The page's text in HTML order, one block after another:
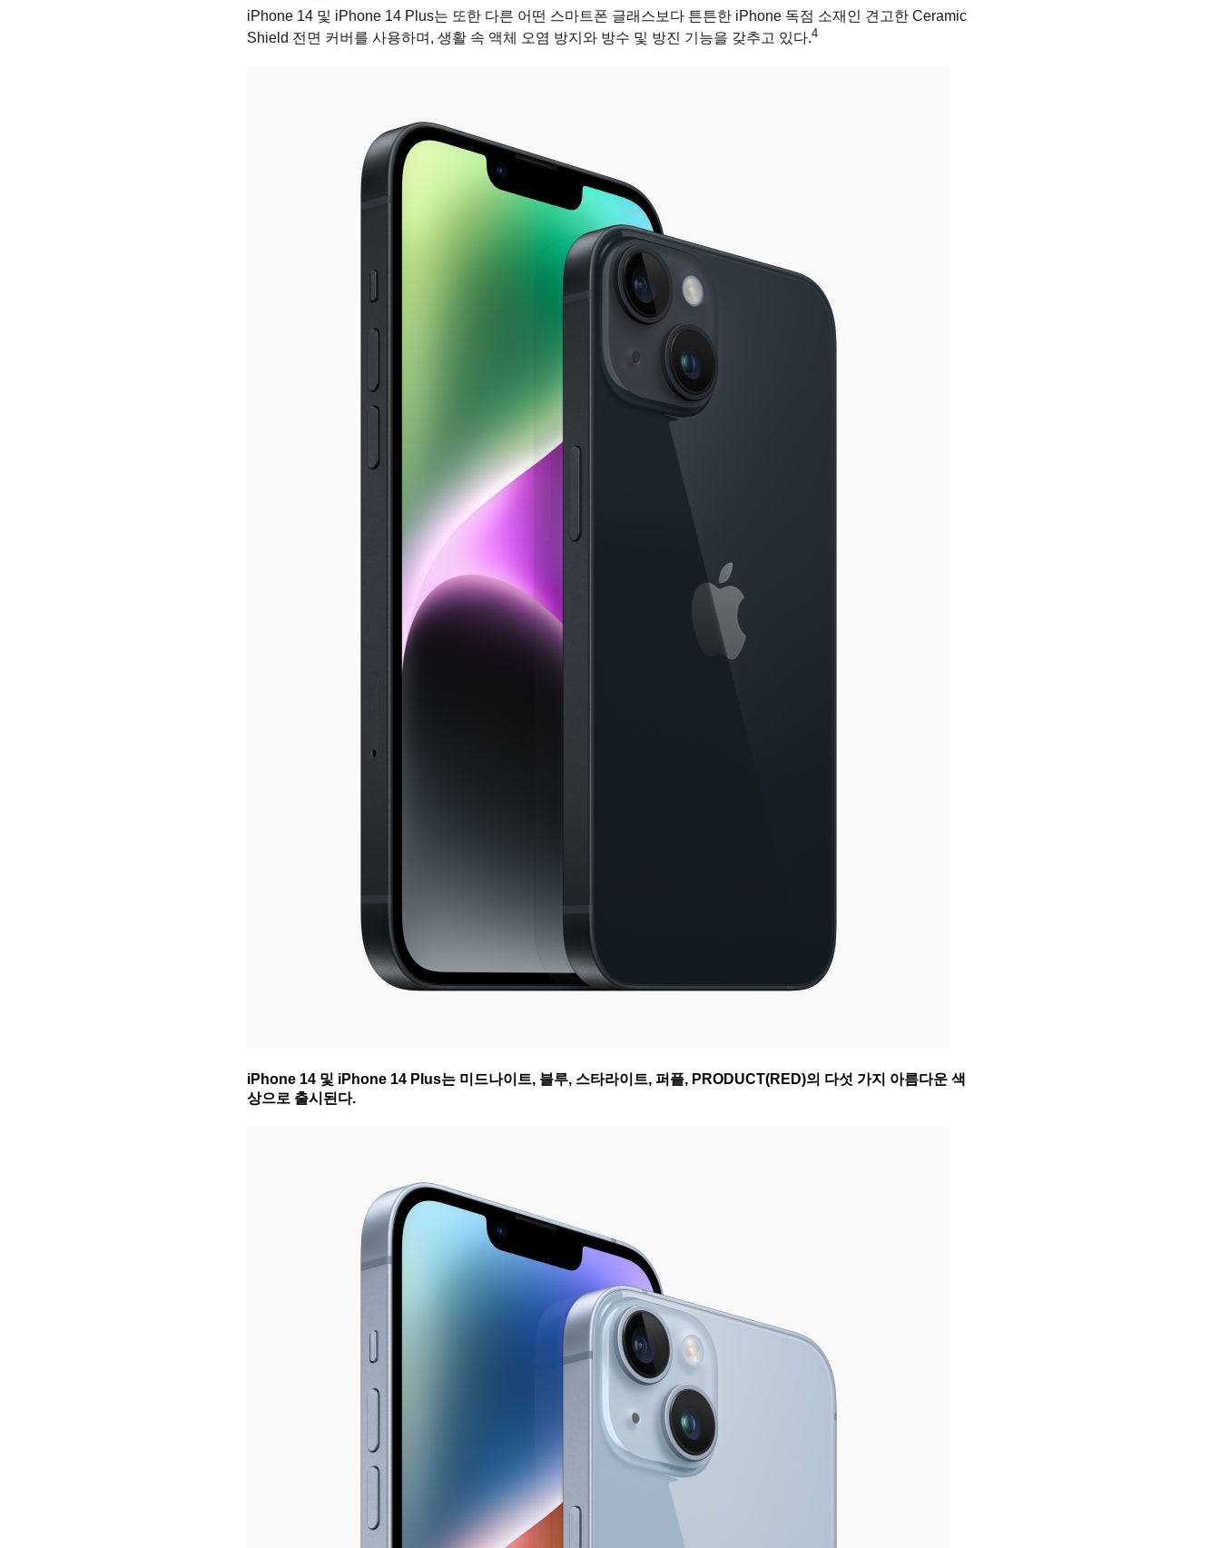
iPhone 14 및 iPhone 14 Plus는 또한 다른 어떤 스마트폰 글래스보다 튼튼한 iPhone 독점 소재인 견고한 Ceramic
Shield 전면 커버를 사용하며, 생활 속 액체 오염 방지와 방수 및 방진 기능을 갖추고 있다.4
iPhone 14 및 iPhone 14 Plus는 미드나이트, 블루, 스타라이트, 퍼플, PRODUCT(RED)의 다섯 가지 아름다운 색
상으로 출시된다.